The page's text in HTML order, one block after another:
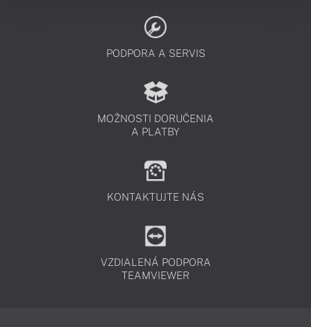
to, na čo ich potrebujete, stanú sa
vašou pravou rukou, na ktorú sa
môžete spoľahnúť.
PODPORA A SERVIS
MOŽNOSTI DORUČENIA
A PLATBY
KONTAKTUJTE NÁS
VZDIALENÁ PODPORA
TEAMVIEWER